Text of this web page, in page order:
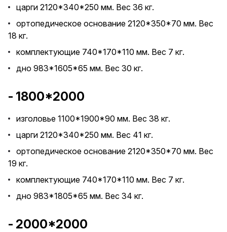
царги 2120*340*250 мм. Вес 36 кг.
ортопедическое основание 2120*350*70 мм. Вес
18 кг.
комплектующие 740*170*110 мм. Вес 7 кг.
дно 983*1605*65 мм. Вес 30 кг.
- 1800*2000
изголовье 1100*1900*90 мм. Вес 38 кг.
царги 2120*340*250 мм. Вес 41 кг.
ортопедическое основание 2120*350*70 мм. Вес
19 кг.
комплектующие 740*170*110 мм. Вес 7 кг.
дно 983*1805*65 мм. Вес 34 кг.
- 2000*2000